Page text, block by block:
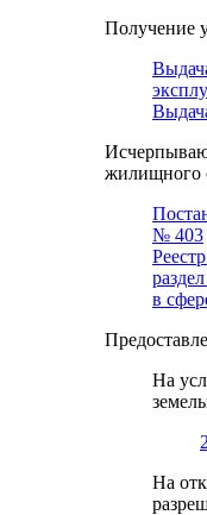
Получение
жилищного
№ 403
в
На
На